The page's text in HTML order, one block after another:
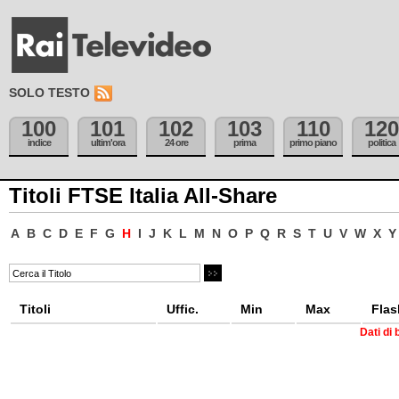
SOLO TESTO
100
indice
101
ultim'ora
102
24 ore
103
prima
110
primo piano
120
politica
Titoli FTSE Italia All-Share
A B C D E F G H I J K L M N O P Q R S T U V W X Y
Titoli Uffic. Min Max
Dati di